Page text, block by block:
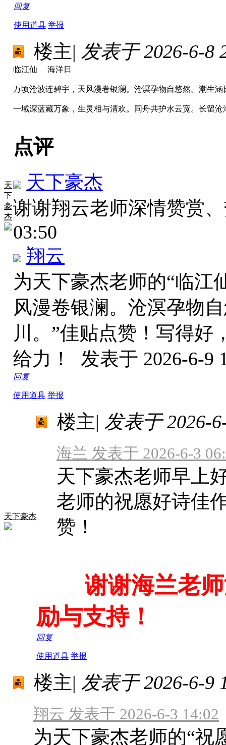
回复
使用道具 举报
天
下
豪
杰
楼主| 发表于 2026-6-8
临江仙 海洋日
万顷沧波连碧宇，天风漫卷银澜。沧溟孕物自悠然。潮生涵
一域深蓝藏万象，生灵相与清欢。同舟共护水云宽。长留沧
点评
天下豪杰
谢谢翔云老师深情赞赏
03:50
翔云
为天下豪杰老师的“临江
风漫卷银澜。沧溟孕物
川。”佳贴点赞！写得好
给力！ 发表于 2026-6-9
回复
使用道具 举报
天下豪杰
楼主| 发表于 2026-
海兰 发表于 2026-6-3
天下豪杰老师早上
老师的祝愿好诗佳
赞！
谢谢海兰老师
励与支持！
回复
使用道具 举报
楼主| 发表于 2026-6-9
翔云 发表于 2026-6-3 14:02
为天下豪杰老师的“祝